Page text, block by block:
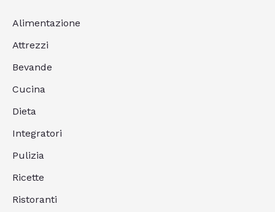
Alimentazione
Attrezzi
Bevande
Cucina
Dieta
Integratori
Pulizia
Ricette
Ristoranti